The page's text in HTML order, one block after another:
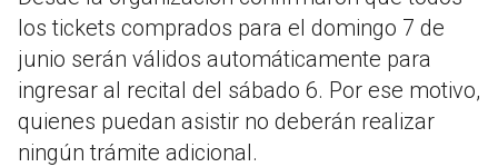
los tickets comprados para el domingo 7 de
junio serán válidos automáticamente para
ingresar al recital del sábado 6. Por ese motivo,
quienes puedan asistir no deberán realizar
ningún trámite adicional.